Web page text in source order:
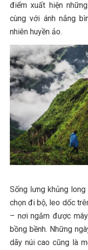
điểm xuất hiện
cùng với ánh nắng
nhiên huyền ảo.
Sống lưng khủng
chọn đi bộ, leo dốc
– nơi ngắm được
bồng bềnh. Những
dãy núi cao cũng là